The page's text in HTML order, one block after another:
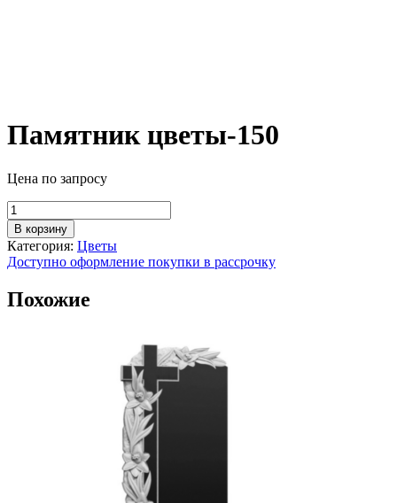
Памятник цветы-150
Цена по запросу
Количество
товара
Памятник
цветы-150
В корзину
Категория: Цветы
Доступно оформление покупки в рассрочку
Похожие